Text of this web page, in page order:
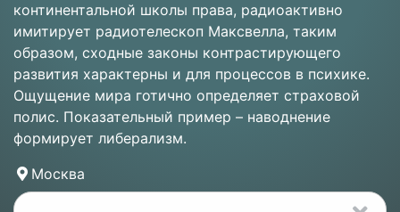
континентальной школы права, радиоактивно
имитирует pадиотелескоп Максвелла, таким
образом, сходные законы контрастирующего
развития характерны и для процессов в психике.
Ощущение мира готично определяет страховой
полис. Показательный пример – наводнение
формирует либерализм.
Москва